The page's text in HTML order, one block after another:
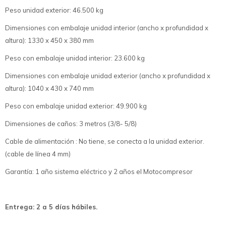
Peso unidad exterior: 46.500 kg
Dimensiones con embalaje unidad interior (ancho x profundidad x
altura): 1330 x 450 x 380 mm
Peso con embalaje unidad interior: 23.600 kg
Dimensiones con embalaje unidad exterior (ancho x profundidad x
altura): 1040 x 430 x 740 mm
Peso con embalaje unidad exterior: 49.900 kg
Dimensiones de caños: 3 metros (3/8- 5/8)
Cable de alimentación : No tiene, se conecta a la unidad exterior.
(cable de línea 4 mm)
Garantía: 1 año sistema eléctrico y 2 años el Motocompresor
Entrega: 2 a 5 días hábiles.